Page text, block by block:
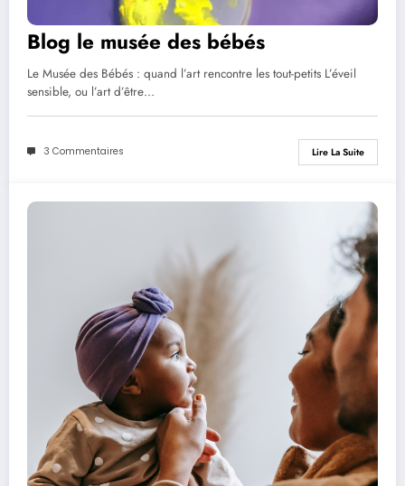
Blog le musée des bébés
Le Musée des Bébés : quand l’art rencontre les tout-petits L’éveil
sensible, ou l’art d’être…
3 Commentaires Lire La Suite